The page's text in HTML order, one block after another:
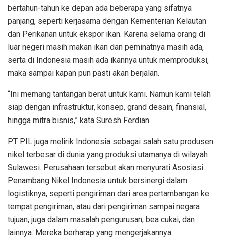
bertahun-tahun ke depan ada beberapa yang sifatnya
panjang, seperti kerjasama dengan Kementerian Kelautan
dan Perikanan untuk ekspor ikan. Karena selama orang di
luar negeri masih makan ikan dan peminatnya masih ada,
serta di Indonesia masih ada ikannya untuk memproduksi,
maka sampai kapan pun pasti akan berjalan.
“Ini memang tantangan berat untuk kami. Namun kami telah
siap dengan infrastruktur, konsep, grand desain, finansial,
hingga mitra bisnis,” kata Suresh Ferdian.
PT PIL juga melirik Indonesia sebagai salah satu produsen
nikel terbesar di dunia yang produksi utamanya di wilayah
Sulawesi. Perusahaan tersebut akan menyurati Asosiasi
Penambang Nikel Indonesia untuk bersinergi dalam
logistiknya, seperti pengiriman dari area pertambangan ke
tempat pengiriman, atau dari pengiriman sampai negara
tujuan, juga dalam masalah pengurusan, bea cukai, dan
lainnya. Mereka berharap yang mengerjakannya.